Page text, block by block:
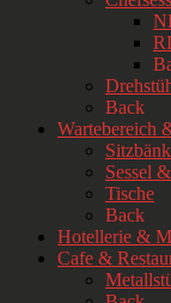
Back
Wartebereich
Sessel
Tische
Back
Hotellerie &
Cafe &